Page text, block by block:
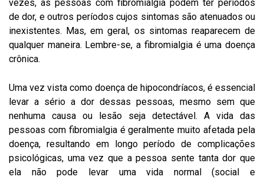
vezes, as pessoas com fibromialgia podem ter períodos
de dor, e outros períodos cujos sintomas são atenuados ou
inexistentes. Mas, em geral, os sintomas reaparecem de
qualquer maneira. Lembre-se, a fibromialgia é uma doença
crônica.
Uma vez vista como doença de hipocondríacos, é essencial
levar a sério a dor dessas pessoas, mesmo sem que
nenhuma causa ou lesão seja detectável. A vida das
pessoas com fibromialgia é geralmente muito afetada pela
doença, resultando em longo período de complicações
psicológicas, uma vez que a pessoa sente tanta dor que
ela não pode levar uma vida normal (social e